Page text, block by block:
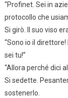
“Profinet. Sei in
protocollo che
Si girò. Il suo viso
“Sono io il
sei tu!”
“Allora perché dici
Si sedette.
sostenerlo.